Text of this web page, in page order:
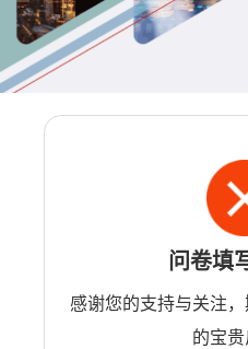
问卷填
感谢您的支持与关注
的宝贵